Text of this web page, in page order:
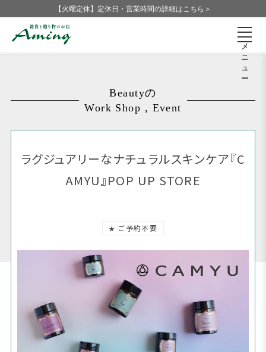
【火曜定休】定休日・営業時間の詳細はこちら＞
メ
ニ
ュ
ー
Beautyの
Work Shop , Event
ラグジュアリーなナチュラルスキンケア『C
AMYU』POP UP STORE
★ ご予約不要